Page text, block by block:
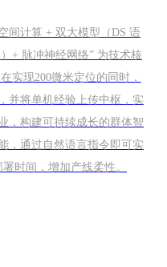
间计算 + 双大模型（DS 语
+ 脉冲神经网络” 为技术核
实现200微米定位的同时，
并将单机经验上传中枢，实
，构建可持续成长的群体智
，通过自然语言指令即可实
时间，增加产线柔性。